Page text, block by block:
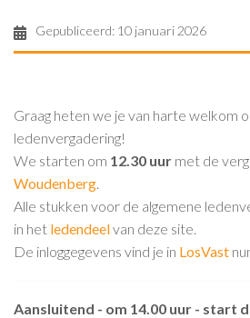
Gepubliceerd: 10 januari 2026
Graag heten we je van harte welkom
ledenvergadering!
We starten om 12.30 uur met de
Woudenberg.
Alle stukken voor de algemene
in het ledendeelvan deze site.
De inloggegevens vind je in LosVast
Aansluitend - om 14.00 uur - start